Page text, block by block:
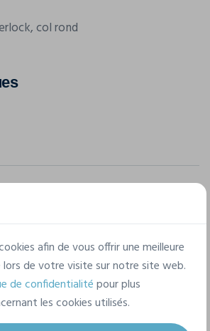
col rond
interlock stretchy
afin de vous offrir une meilleure
lors de votre visite sur notre site web.
de confidentialitépour plus
les cookies utilisés.